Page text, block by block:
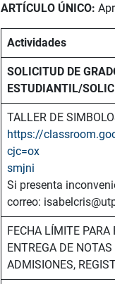
ARTÍCULO ÚNICO:
Actividades
SOLICITUD DE
ESTUDIANTIL/
TALLER DE
https://
cjc=ox
smjni
Si presenta
correo:
FECHA LÍMITE PARA
ENTREGA DE
ADMISIONES,